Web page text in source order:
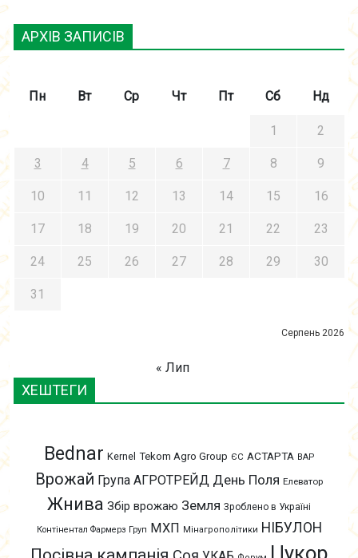
АРХІВ ЗАПИСІВ
Серпень 2026
Пн Вт Ср Чт Пт Сб Нд
1 2
3 4 5 6 7 8 9
10 11 12 13 14 15 16
17 18 19 20 21 22 23
24 25 26 27 28 29 30
31
« Лип
ХЕШТЕГИ
Bednar Kernel Tekom Agro Group ЄС АСТАРТА ВАР
Врожай Група АГРОТРЕЙД День Поля Елеватор
Жнива Збір врожаю Земля Зроблено в Україні
Контінентал Фармерз Груп МХП Мінагрополітики НІБУЛОН